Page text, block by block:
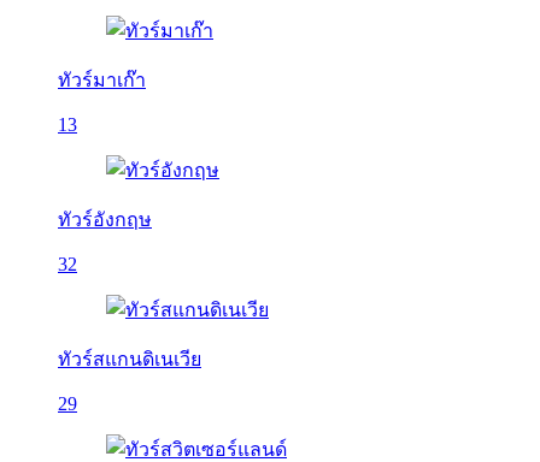
ทัวร์มาเก๊า
13
ทัวร์อังกฤษ
32
ทัวร์สแกนดิเนเวีย
29